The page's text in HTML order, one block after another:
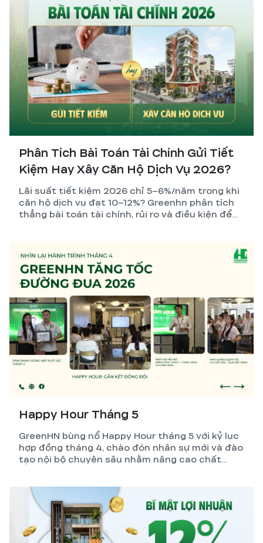
Phân Tích Bài Toán Tài Chính Gửi Tiết
Kiệm Hay Xây Căn Hộ Dịch Vụ 2026?
Lãi suất tiết kiệm 2026 chỉ 5–6%/năm trong khi
căn hộ dịch vụ đạt 10–12%? Greenhn phân tích
thẳng bài toán tài chính, rủi ro và điều kiện để
Happy Hour Tháng 5
GreenHN bùng nổ Happy Hour tháng 5 với kỷ lục
hợp đồng tháng 4, chào đón nhân sự mới và đào
tạo nội bộ chuyên sâu nhằm nâng cao chất